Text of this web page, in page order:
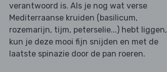
verantwoord is. Als je nog wat verse
Mediterraanse kruiden (basilicum,
rozemarijn, tijm, peterselie...) hebt liggen,
kun je deze mooi fijn snijden en met de
laatste spinazie door de pan roeren.